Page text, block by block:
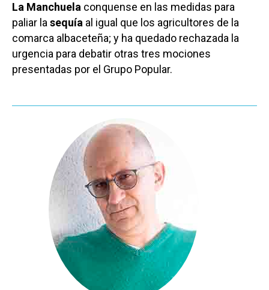
La Manchuela conquense en las medidas para
paliar la sequía al igual que los agricultores de la
comarca albaceteña; y ha quedado rechazada la
urgencia para debatir otras tres mociones
presentadas por el Grupo Popular.